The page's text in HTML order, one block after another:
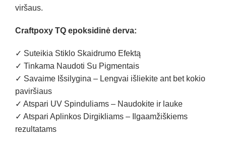
viršaus.
Craftpoxy TQ epoksidinė derva:
✓ Suteikia Stiklo Skaidrumo Efektą
✓ Tinkama Naudoti Su Pigmentais
✓ Savaime Išsilygina – Lengvai išliekite ant bet kokio
paviršiaus
✓ Atspari UV Spinduliams – Naudokite ir lauke
✓ Atspari Aplinkos Dirgikliams – Ilgaamžiškiems
rezultatams